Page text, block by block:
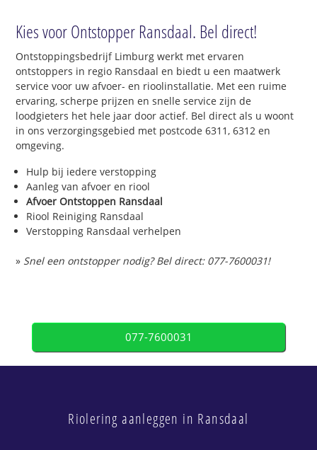
Kies voor Ontstopper Ransdaal. Bel direct!
Ontstoppingsbedrijf Limburg werkt met ervaren
ontstoppers in regio Ransdaal en biedt u een maatwerk
service voor uw afvoer- en rioolinstallatie. Met een ruime
ervaring, scherpe prijzen en snelle service zijn de
loodgieters het hele jaar door actief. Bel direct als u woont
in ons verzorgingsgebied met postcode 6311, 6312 en
omgeving.
Hulp bij iedere verstopping
Aanleg van afvoer en riool
Afvoer Ontstoppen Ransdaal
Riool Reiniging Ransdaal
Verstopping Ransdaal verhelpen
» Snel een ontstopper nodig? Bel direct: 077-7600031!
077-7600031
Riolering aanleggen in Ransdaal